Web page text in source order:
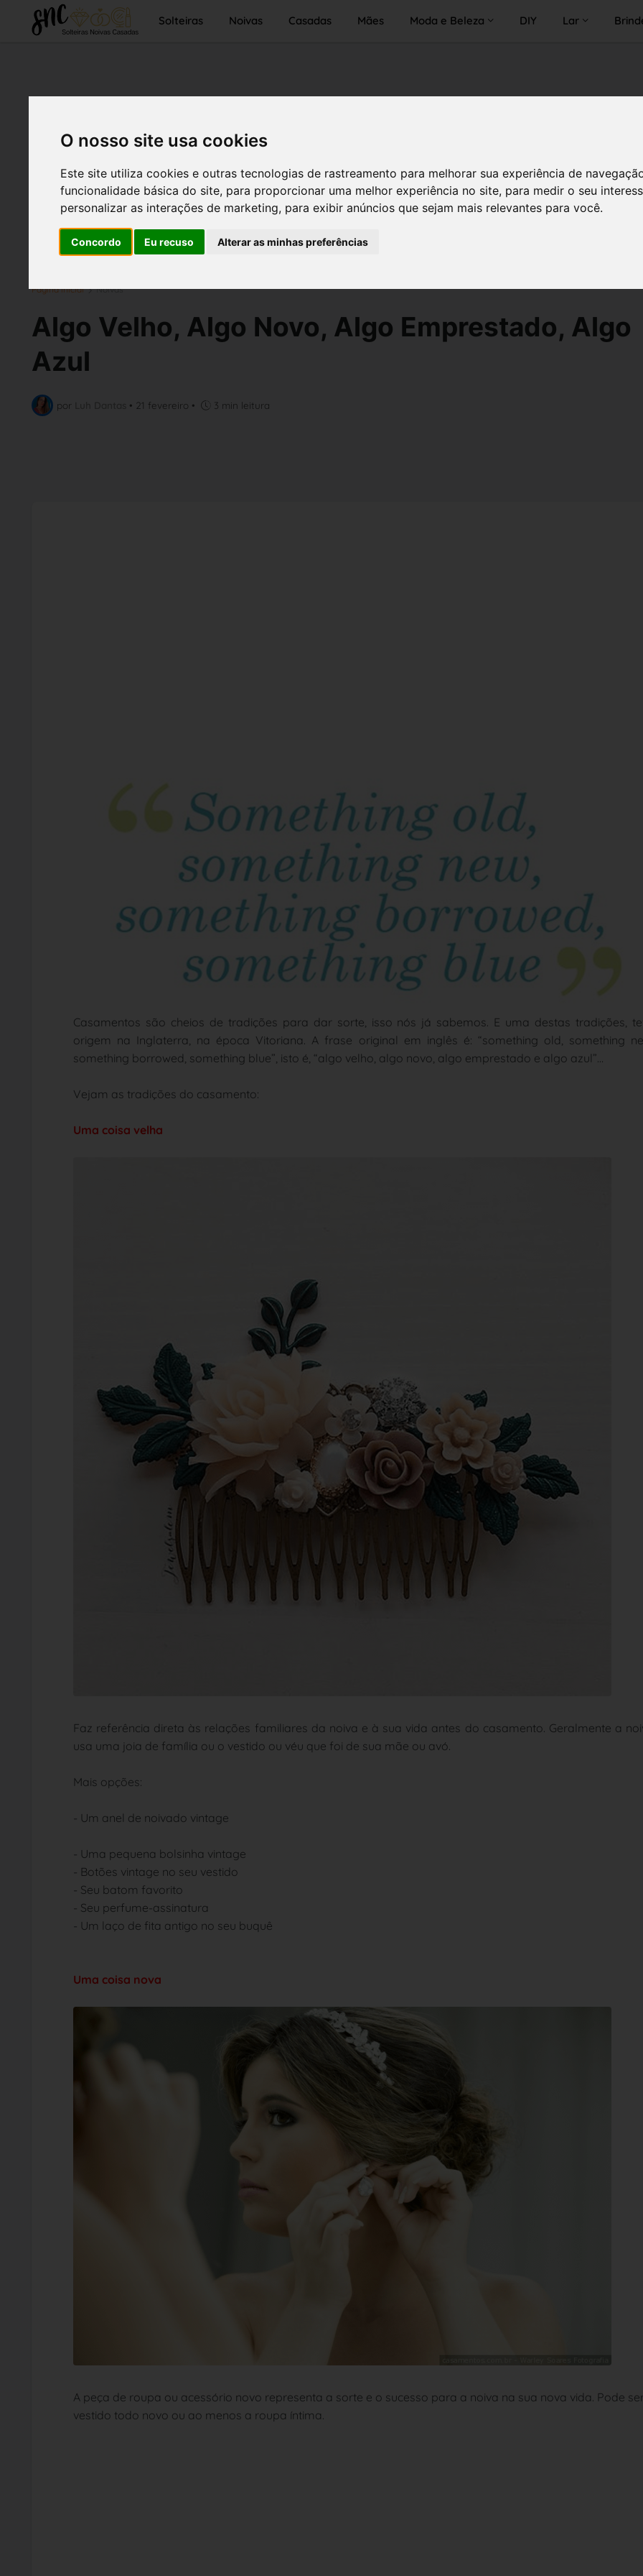
O nosso site usa cookies
Este site utiliza cookies e outras tecnologias de rastreamento para melhorar sua experiência de
funcionalidade básica do site, para proporcionar uma melhor experiência no site, para medir o seu
personalizar as interações de marketing, para exibir anúncios que sejam mais relevantes para você.
Concordo Eu recuso Alterar as minhas preferências
Solteiras Noivas Casadas Mães Moda e Beleza DIY Lar
Página inicial Noivas
Algo Velho, Algo Novo, Algo Emprestado, Algo
Azul
por • 21 fevereiro • 3 min leitura
Casamentos são cheios de tradições para dar sorte, isso nós já sabemos. E uma destas tradições,
origem na Inglaterra, na época Vitoriana. A frase original em inglês é: “something old, something
something borrowed, something blue”, isto é, “algo velho, algo novo, algo emprestado e algo azul”…
Vejam as tradições do casamento:
Uma coisa velha
Faz referência direta às relações familiares da noiva e à sua vida antes do casamento. Geralmente a
usa uma joia de família ou o vestido ou véu que foi de sua mãe ou avó.
Mais opções:
- Um anel de noivado vintage
- Uma pequena bolsinha vintage
- Botões vintage no seu vestido
- Seu batom favorito
- Seu perfume-assinatura
- Um laço de fita antigo no seu buquê
Uma coisa nova
A peça de roupa ou acessório novo representa a sorte e o sucesso para a noiva na sua nova vida. Pode
vestido todo novo ou ao menos a roupa íntima.